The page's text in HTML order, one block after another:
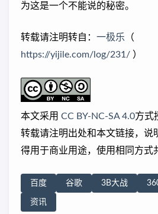
为这是一个不能说的秘密。
转载请注明转自： 一极乐 （
https://yijile.com/log/231/ ）
本文采用 CC BY-NC-SA 4.0方式
转载请注明出处和本文链接，说
得用于商业用途，使用相同方式
百度 谷歌 3B大战
资讯